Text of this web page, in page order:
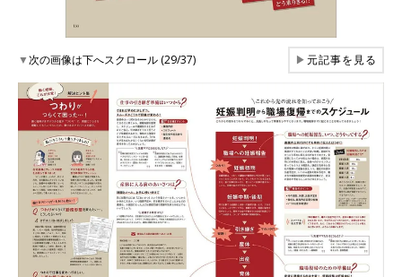
▼次の画像は下へスクロール (29/37) ▶元記事を見る